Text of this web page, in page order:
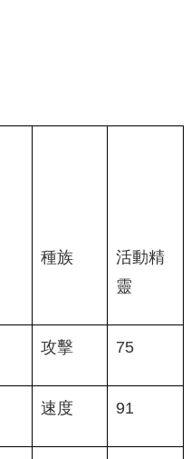
種族
活動精
靈
攻擊 75
速度 91